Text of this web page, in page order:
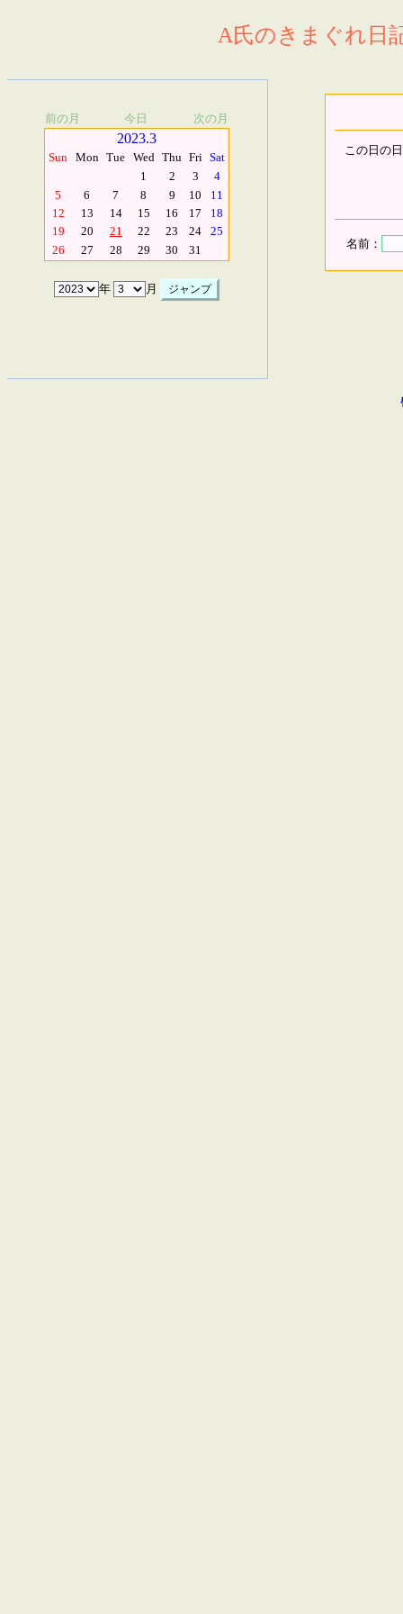
A氏のきまぐれ日
前の月 今日 次の月
2023.3
Sun Mon Tue Wed Thu Fri Sat
1
2 3
4
5
6 7 8 9 10
11
12
13 14 15 16 17
18
19
20 21 22 23 24
25
26
27 28 29 30 31
年 月
この日の
名前：